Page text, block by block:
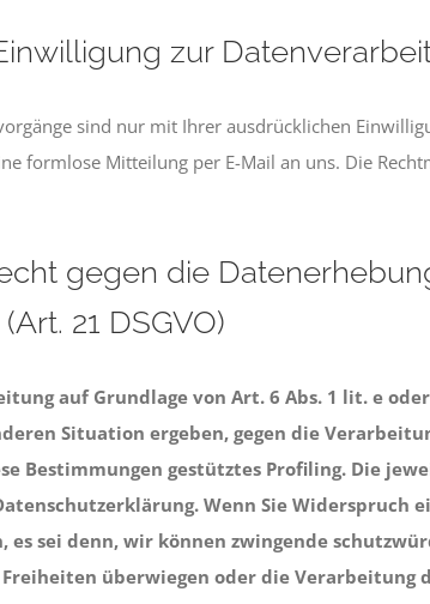
zur
sind nur mit Ihrer ausdrücklichen
formlose Mitteilung per E-Mail an uns. Die
gegen die
21 DSGVO)
auf Grundlage von Art. 6 Abs. 1 lit. e
Situation ergeben, gegen die
Bestimmungen gestütztes Profiling. Die
Wenn Sie
sei denn, wir können zwingende
überwiegen oder die